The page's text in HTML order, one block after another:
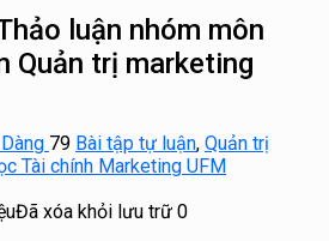
luận nhóm môn
Quản trị marketing
79 Bài tập tự luận, Quản trị
Tài chính Marketing UFM
Đã xóa khỏi lưu trữ 0